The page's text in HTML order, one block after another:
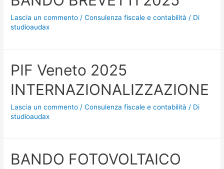
Lascia un commento /Consulenza fiscale e contabilità / Di
studioaudax
PIF Veneto 2025
INTERNAZIONALIZZAZIONE
Lascia un commento /Consulenza fiscale e contabilità / Di
studioaudax
BANDO FOTOVOLTAICO